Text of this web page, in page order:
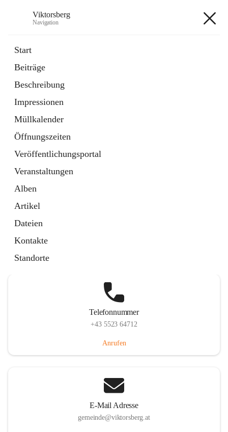
Viktorsberg
Navigation
Start
Beiträge
Beschreibung
Impressionen
Müllkalender
Öffnungszeiten
Veröffentlichungsportal
Veranstaltungen
Alben
Artikel
Dateien
Kontakte
Standorte
1 Schnellzugriff
Bürgerservice
10 Schnellzugriffe
Telefonnummer
+43 5523 64712
Anrufen
E-Mail Adresse
gemeinde@viktorsberg.at